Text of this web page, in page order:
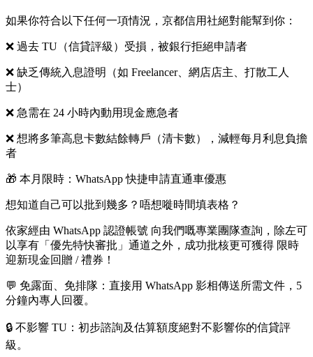
如果你符合以下任何一項情況，京都信用社絕對能幫到你：
❌ 過去 TU（信貸評級）受損，被銀行拒絕申請者
❌ 缺乏傳統入息證明（如 Freelancer、網店店主、打散工人
士）
❌ 急需在 24 小時內動用現金應急者
❌ 想將多筆高息卡數結餘轉戶（清卡數），減輕每月利息負擔
者
🎁 本月限時：WhatsApp 快捷申請直通車優惠
想知道自己可以批到幾多？唔想嘥時間填表格？
依家經由 WhatsApp 認證帳號 向我們嘅專業團隊查詢，除左可
以享有「優先特快審批」通道之外，成功批核更可獲得 限時
迎新現金回贈 / 禮券！
💬 免露面、免排隊：直接用 WhatsApp 影相傳送所需文件，5
分鐘內專人回覆。
🔒 不影響 TU：初步諮詢及估算額度絕對不影響你的信貸評
級。